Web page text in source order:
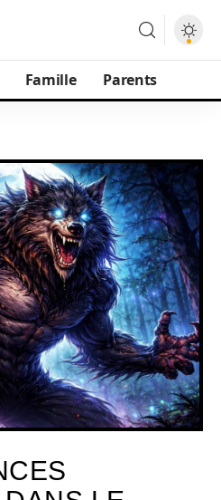
Famille Parents